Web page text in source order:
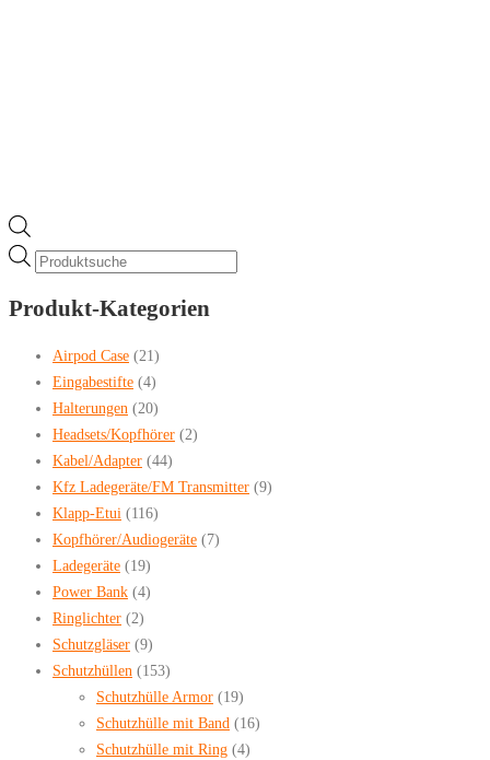
Products
Produkt-Kategorien
Airpod Case (21)
Eingabestifte (4)
Halterungen (20)
Headsets/Kopfhörer (2)
Kabel/Adapter (44)
Kfz Ladegeräte/FM Transmitter (9)
Klapp-Etui (116)
Kopfhörer/Audiogeräte (7)
Ladegeräte (19)
Power Bank (4)
Ringlichter (2)
Schutzgläser (9)
Schutzhüllen (153)
Schutzhülle Armor (19)
Schutzhülle mit Band (16)
Schutzhülle mit Ring (4)